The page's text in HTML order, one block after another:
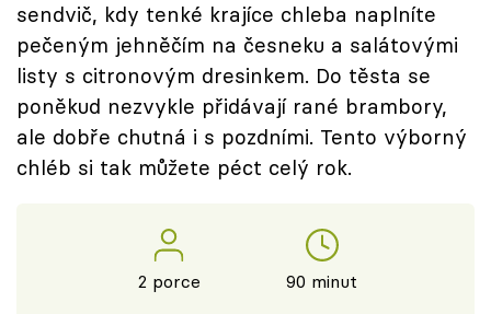
Sledujte nás
sendvič, kdy tenké krajíce chleba naplníte
pečeným jehněčím na česneku a salátovými
listy s citronovým dresinkem. Do těsta se
poněkud nezvykle přidávají rané brambory,
ale dobře chutná i s pozdními. Tento výborný
chléb si tak můžete péct celý rok.
2 porce 90 minut